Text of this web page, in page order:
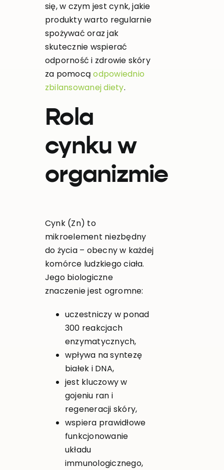
się, w czym jest cynk, jakie
produkty warto regularnie
spożywać oraz jak
skutecznie wspierać
odporność i zdrowie skóry
za pomocąodpowiednio
zbilansowanej diety.
Rola
cynku w
organizmie
Cynk (Zn) to
mikroelement niezbędny
do życia – obecny w każdej
komórce ludzkiego ciała.
Jego biologiczne
znaczenie jest ogromne:
uczestniczy w ponad
300 reakcjach
enzymatycznych,
wpływa na syntezę
białek i DNA,
jest kluczowy w
gojeniu ran i
regeneracji skóry,
wspiera prawidłowe
funkcjonowanie
układu
immunologicznego,